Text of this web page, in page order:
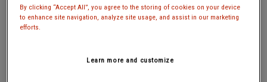
By clicking “Accept All”, you agree to the storing of cookies on your device
to enhance site navigation, analyze site usage, and assist in our marketing
efforts.
Learn more and customize